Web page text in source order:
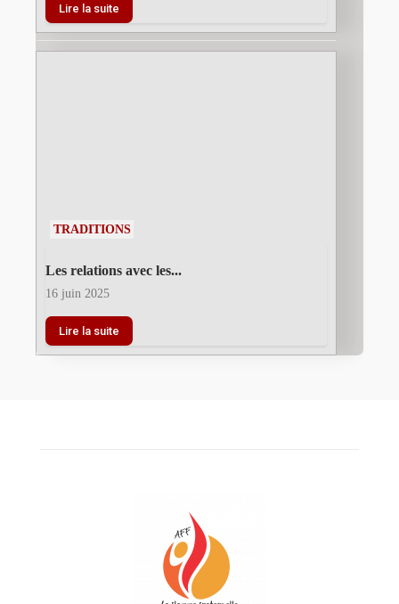
Lire la suite
TRADITIONS
Les relations avec les...
16 juin 2025
Lire la suite